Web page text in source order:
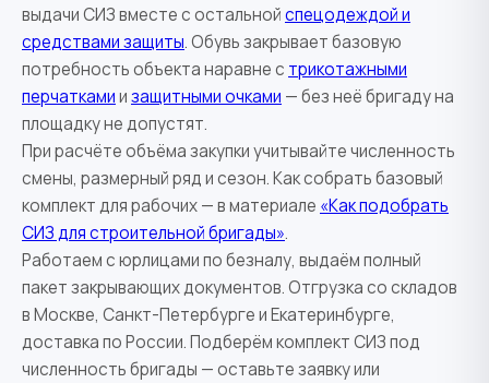
выдачи СИЗ вместе с остальнойспецодеждой и
средствами защиты. Обувь закрывает базовую
потребность объекта наравне с трикотажными
перчаткамиизащитными очками — без неё бригаду на
площадку не допустят.
При расчёте объёма закупки учитывайте численность
смены, размерный ряд и сезон. Как собрать базовый
комплект для рабочих — в материале «Как подобрать
СИЗ для строительной бригады».
Работаем с юрлицами по безналу, выдаём полный
пакет закрывающих документов. Отгрузка со складов
в Москве, Санкт-Петербурге и Екатеринбурге,
доставка по России. Подберём комплект СИЗ под
численность бригады — оставьте заявку или